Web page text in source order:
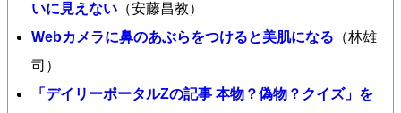
いに見えない （安藤昌教）
Webカメラに鼻のあぶらをつけると美肌になる （林雄
司）
「デイリーポータルZの記事 本物？偽物？クイズ」を